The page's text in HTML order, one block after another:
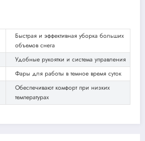
Быстрая и эффективная уборка больших
объемов снега
Удобные рукоятки и система управления
Фары для работы в темное время суток
Обеспечивают комфорт при низких
температурах